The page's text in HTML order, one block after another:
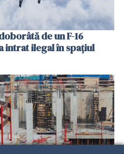
de un F-16
intrat ilegal în spațiul